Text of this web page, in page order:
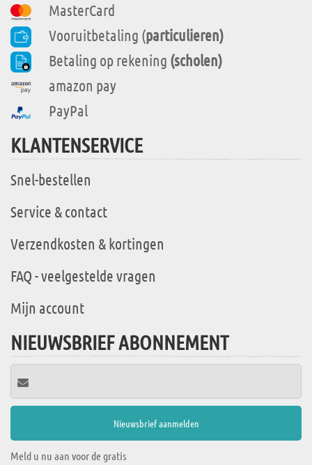
MasterCard
Vooruitbetaling (particulieren)
Betaling op rekening (scholen)
amazon pay
PayPal
KLANTENSERVICE
Snel-bestellen
Service & contact
Verzendkosten & kortingen
FAQ - veelgestelde vragen
Mijn account
NIEUWSBRIEF ABONNEMENT
Meld u nu aan voor de gratis